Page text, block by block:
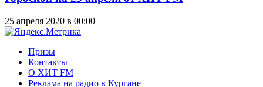
25 апреля 2020 в 00:00
Призы
Контакты
О ХИТ FM
Реклама на радио в Кургане